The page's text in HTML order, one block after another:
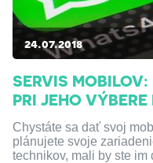
24.07.2018
SERVIS
PRI JEHO
Chystáte sa dať svoj
plánujete svoje
technikov, mali by ste im